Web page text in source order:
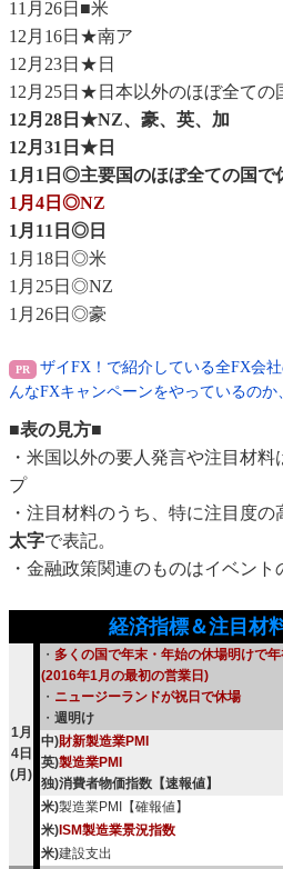
11月26日■米
12月16日★南ア
12月23日★日
12月25日★日本以外のほぼ全ての
12月28日★NZ、豪、英、加
12月31日★日
1月1日◎主要国のほぼ全ての国で
1月4日◎NZ
1月11日◎日
1月18日◎米
1月25日◎NZ
1月26日◎豪
ザイFX！で紹介している全FX会
んなFXキャンペーンをやっているのか
■表の見方■
・米国以外の要人発言や注目材
プ
・注目材料のうち、特に注目度の
太字で表記。
・金融政策関連のものはイベント
経済指標＆注目材
1月
4日
(月)
・ 多くの国で年末・年始の休場明けで
(2016年1月の最初の営業日)
・ ニュージーランドが祝日で休場
・ 週明け
中)財新製造業PMI
英)製造業PMI
独)消費者物価指数【速報値】
米)製造業PMI【確報値】
米) ISM製造業景況指数
米)建設支出